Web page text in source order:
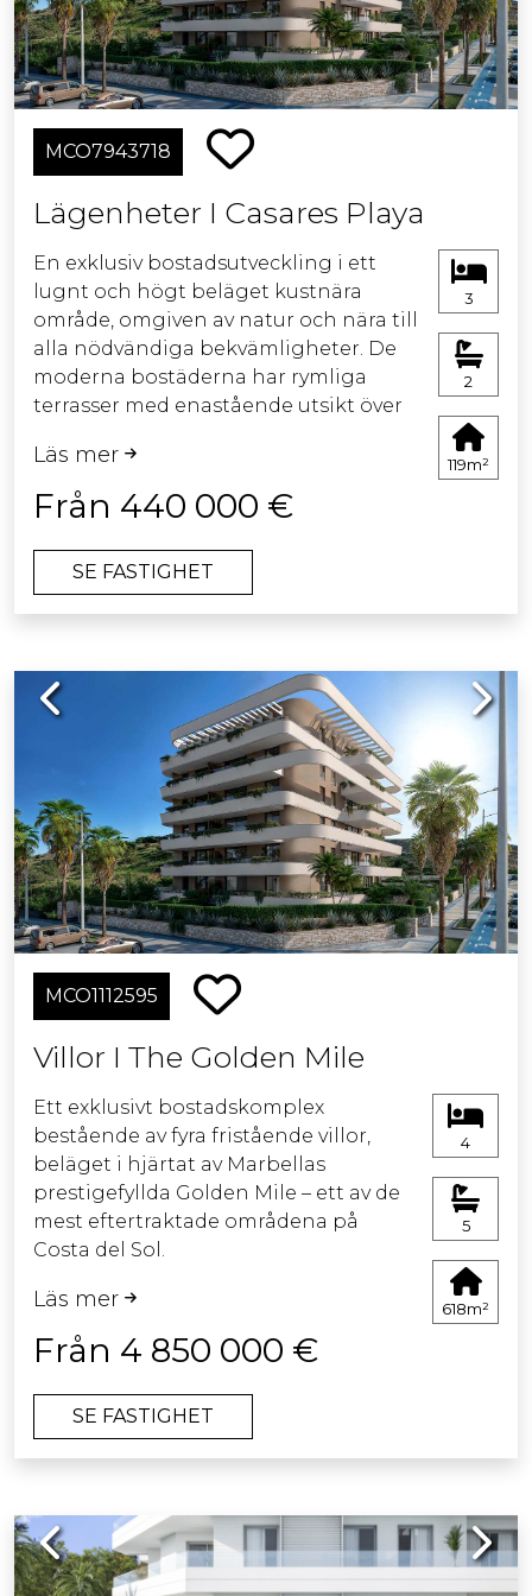
värdesätter en aktiv och avslappnad
livsstil. Missa inte chansen att bo i
detta paradis i Estepona, där komfort
och lyx går hand i hand.
Kontakta oss för mer information och
utvecklingsprojekt kan bli ditt ideala
MCO7943718
Lägenheter I Casares Playa
En exklusiv bostadsutveckling i ett
lugnt och högt beläget kustnära
område, omgiven av natur och nära till
alla nödvändiga bekvämligheter. De
moderna bostäderna har rymliga
terrasser med enastående utsikt över
smälter naturligt in i omgivningen,
och de ljusa, eleganta interiörerna
erbjuder hög komfort. Gemensamma
områden inkluderar pool, gym och
coworking-utrymmen. Perfekt för den
Läs mer
Från 440 000 €
SE FASTIGHET
3
2
119m²
Previous Next
MCO1112595
Villor I The Golden Mile
Ett exklusivt bostadskomplex
bestående av fyra fristående villor,
beläget i hjärtat av Marbellas
prestigefyllda Golden Mile – ett av de
mest eftertraktade områdena på
Costa del Sol.
erbjuda en livsstil utöver det vanliga,
med modern arkitektur och material
av högsta kvalitet.
Varje villa erbjuder rymliga och ljusa
interiörer, noggrant planerade för att
trädgårdar och uppvärmda pooler
som inbjuder till avkoppling året
Läs mer
Från 4 850 000 €
SE FASTIGHET
4
5
618m²
Previous Next